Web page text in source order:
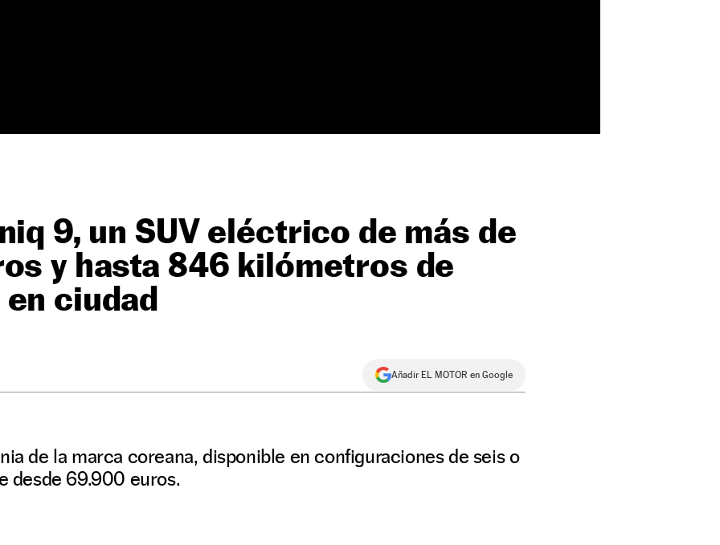
9, un SUV eléctrico de más de
y hasta 846 kilómetros de
ciudad
Añadir EL MOTOR en Google
de la marca coreana, disponible en configuraciones de seis o
desde 69.900 euros.